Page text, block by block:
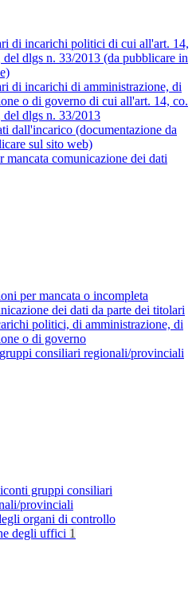
di incarichi politici di cui all'art. 14,
del dlgs n. 33/2013 (da pubblicare in
di incarichi di amministrazione, di
o di governo di cui all'art. 14, co.
del dlgs n. 33/2013
dall'incarico (documentazione da
sul sito web)
mancata comunicazione dei dati
per mancata o incompleta
dei dati da parte dei titolari
politici, di amministrazione, di
o di governo
consiliari regionali/provinciali
gruppi consiliari
provinciali
organi di controllo
degli uffici 1